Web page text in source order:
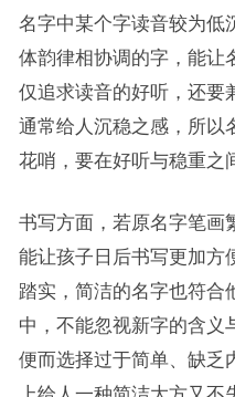
名字中某个字读音较为低
体韵律相协调的字，能让
仅追求读音的好听，还要
通常给人沉稳之感，所以
花哨，要在好听与稳重之
书写方面，若原名字笔画
能让孩子日后书写更加方
踏实，简洁的名字也符合
中，不能忽视新字的含义
便而选择过于简单、缺乏